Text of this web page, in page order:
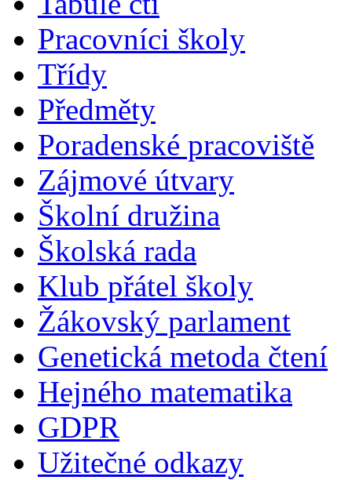
Pracovníci školy
Třídy
Předměty
Poradenské pracoviště
Zájmové útvary
Školní družina
Školská rada
Klub přátel školy
Žákovský parlament
Genetická metoda čtení
Hejného matematika
GDPR
Užitečné odkazy